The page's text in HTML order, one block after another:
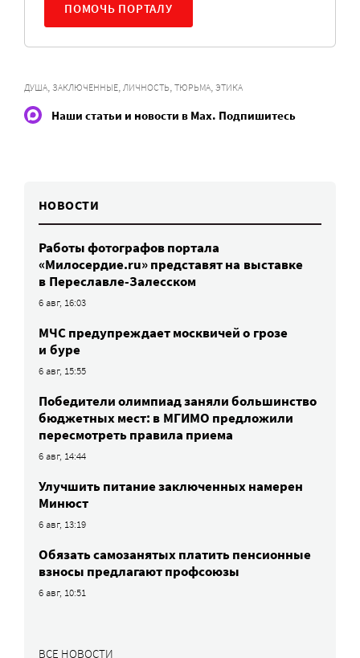
ПОМОЧЬ ПОРТАЛУ
ДУША, ЗАКЛЮЧЕННЫЕ, ЛИЧНОСТЬ, ТЮРЬМА, ЭТИКА
Наши статьи и новости в Max. Подпишитесь
НОВОСТИ
Работы фотографов портала
«Милосердие.ru» представят на выставке
в Переславле-Залесском
6 авг, 16:03
МЧС предупреждает москвичей о грозе
и буре
6 авг, 15:55
Победители олимпиад заняли большинство
бюджетных мест: в МГИМО предложили
пересмотреть правила приема
6 авг, 14:44
Улучшить питание заключенных намерен
Минюст
6 авг, 13:19
Обязать самозанятых платить пенсионные
взносы предлагают профсоюзы
6 авг, 10:51
ВСЕ НОВОСТИ